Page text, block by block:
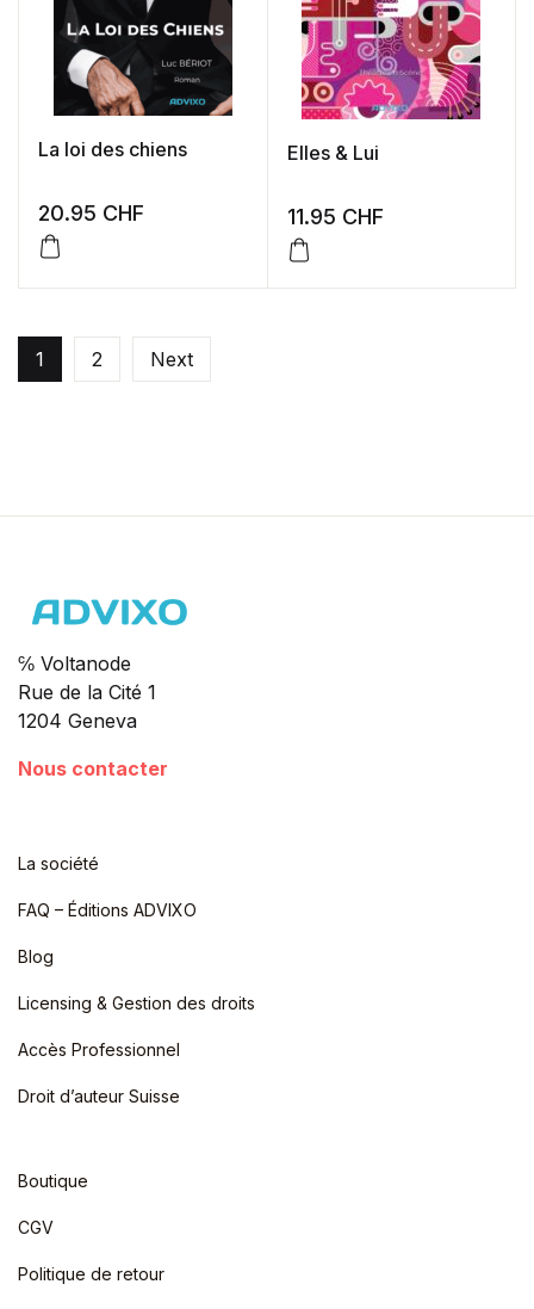
La loi des chiens
20.95 CHF
Elles & Lui
11.95 CHF
1 2 Next
℅ Voltanode
Rue de la Cité 1
1204 Geneva
Nous contacter
La société
FAQ – Éditions ADVIXO
Blog
Licensing & Gestion des droits
Accès Professionnel
Droit d’auteur Suisse
Boutique
CGV
Politique de retour